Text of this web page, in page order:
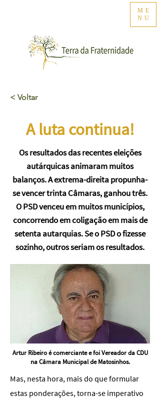
ME
NU
< Voltar
A luta continua!
Os resultados das recentes eleições
autárquicas animaram muitos
balanços. A extrema-direita propunha-
se vencer trinta Câmaras, ganhou três.
O PSD venceu em muitos municípios,
concorrendo em coligação em mais de
setenta autarquias. Se o PSD o fizesse
sozinho, outros seriam os resultados.
Artur Ribeiro é comerciante e foi Vereador da CDU
na Câmara Municipal de Matosinhos.
Mas, nesta hora, mais do que formular
estas ponderações, torna-se imperativo